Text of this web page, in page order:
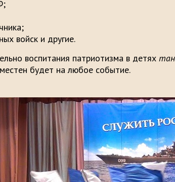
войск и другие.
воспитания патриотизма в детях
будет на любое событие.